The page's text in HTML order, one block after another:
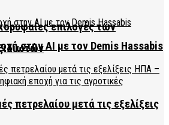
επιλογές των
στην AI με τον Demis Hassabis
πετρελαίου μετά τις εξελίξεις